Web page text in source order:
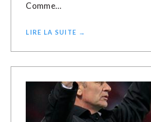
Comme…
LIRE LA SUITE →